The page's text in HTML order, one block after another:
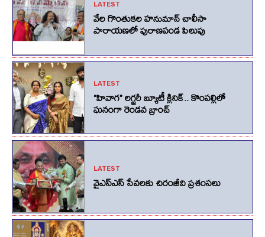
LATEST
వేల గొంతుకల హనుమాన్ చాలీసా
పారాయణలో పురాణపండ పిలుపు
LATEST
“హివాగ” లగ్జరీ బ్యూటీ క్లినిక్.. కొంపల్లిలో
ఘనంగా రెండవ బ్రాంచ్
LATEST
వైఎస్ఎస్ సేవలకు చిరంజీవి ప్రశంసలు